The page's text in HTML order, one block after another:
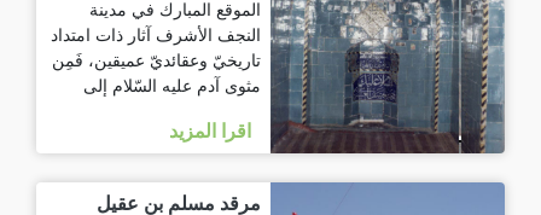
الموقع المبارك في مدينة
النجف الأشرف آثار ذات امتداد
تاريخيّ وعقائديّ عميقين، فَمِن
مثوى آدم عليه السّلام إلى
اقرا المزيد
مرقد مسلم بن عقيل